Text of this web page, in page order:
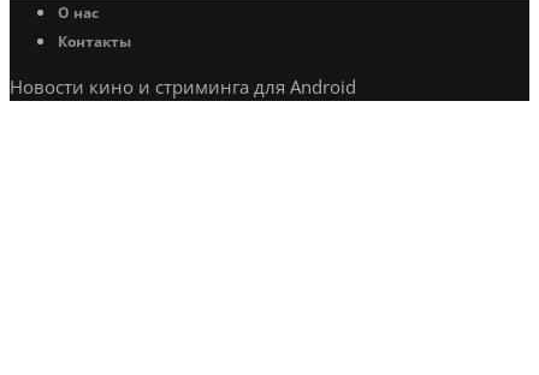
О нас
Контакты
Новости кино и стриминга для Android